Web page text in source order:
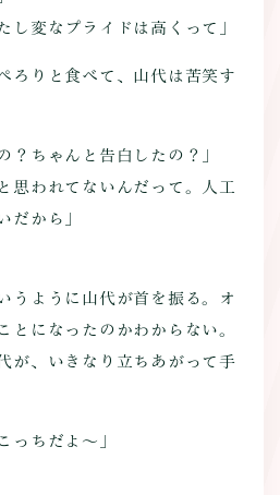
し変なプライドは高くって」
ろりと食べて、山代は苦笑す
？ちゃんと告白したの？」
思われてないんだって。人工
だから」
うように山代が首を振る。オ
とになったのかわからない。
が、いきなり立ちあがって手
っちだよ～」